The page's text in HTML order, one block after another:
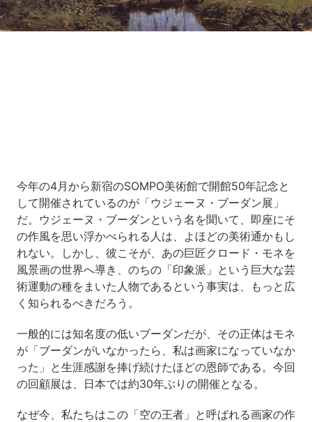
今年の4月から新宿のSOMPO美術館で開館50年記念と
して開催されているのが「ウジェーヌ・ブーダン展」
だ。ウジェーヌ・ブーダンという名を聞いて、即座にそ
の作風を思い浮かべられる人は、よほどの美術通かもし
れない。しかし、彼こそが、あの巨匠クロード・モネを
風景画の世界へ導き、のちの「印象派」という巨大な芸
術運動の種をまいた人物であるという事実は、もっと広
く知られるべきだろう。
一般的には知名度の低いブーダンだが、その正体はモネ
が「ブーダンがいなかったら、私は画家になっていなか
った」と生涯感謝を捧げ続けたほどの恩師である。今回
の回顧展は、日本では約30年ぶりの開催となる。
なぜ今、私たちはこの「空の王者」と呼ばれる画家の作